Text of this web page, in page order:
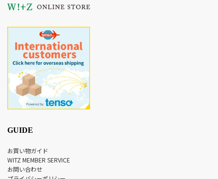
GUIDE
お買い物ガイド
WITZ MEMBER SERVICE
お問い合わせ